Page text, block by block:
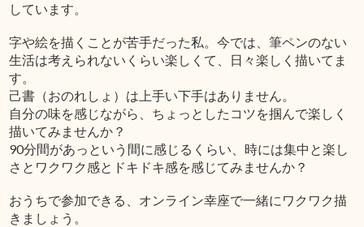
しています。
字や絵を描くことが苦手だった私。今では、筆ペンのない
生活は考えられないくらい楽しくて、日々楽しく描いてま
す。
己書（おのれしょ）は上手い下手はありません。
自分の味を感じながら、ちょっとしたコツを掴んで楽しく
描いてみませんか？
90分間があっという間に感じるくらい、時には集中と楽し
さとワクワク感とドキドキ感を感じてみませんか？
おうちで参加できる、オンライン幸座で一緒にワクワク描
きましょう。